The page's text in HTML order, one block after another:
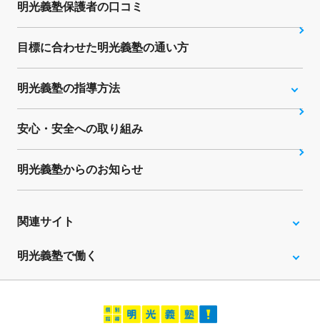
明光義塾保護者の口コミ
目標に合わせた明光義塾の通い方
明光義塾の指導方法
安心・安全への取り組み
明光義塾からのお知らせ
関連サイト
明光義塾で働く